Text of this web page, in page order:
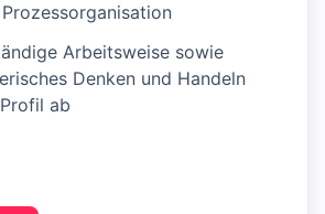
Arbeitsweise sowie
Denken und Handeln
ab